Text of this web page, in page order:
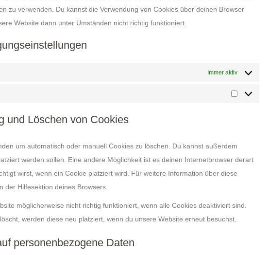
zu verwenden. Du kannst die Verwendung von Cookies über deinen Browser
Website dann unter Umständen nicht richtig funktioniert.
Immer aktiv
und Löschen von Cookies
um automatisch oder manuell Cookies zu löschen. Du kannst außerdem
werden sollen. Eine andere Möglichkeit ist es deinen Internetbrowser derart
wirst, wenn ein Cookie platziert wird. Für weitere Information über diese
der Hilfesektion deines Browsers.
möglicherweise nicht richtig funktioniert, wenn alle Cookies deaktiviert sind.
werden diese neu platziert, wenn du unsere Website erneut besuchst.
personenbezogene Daten